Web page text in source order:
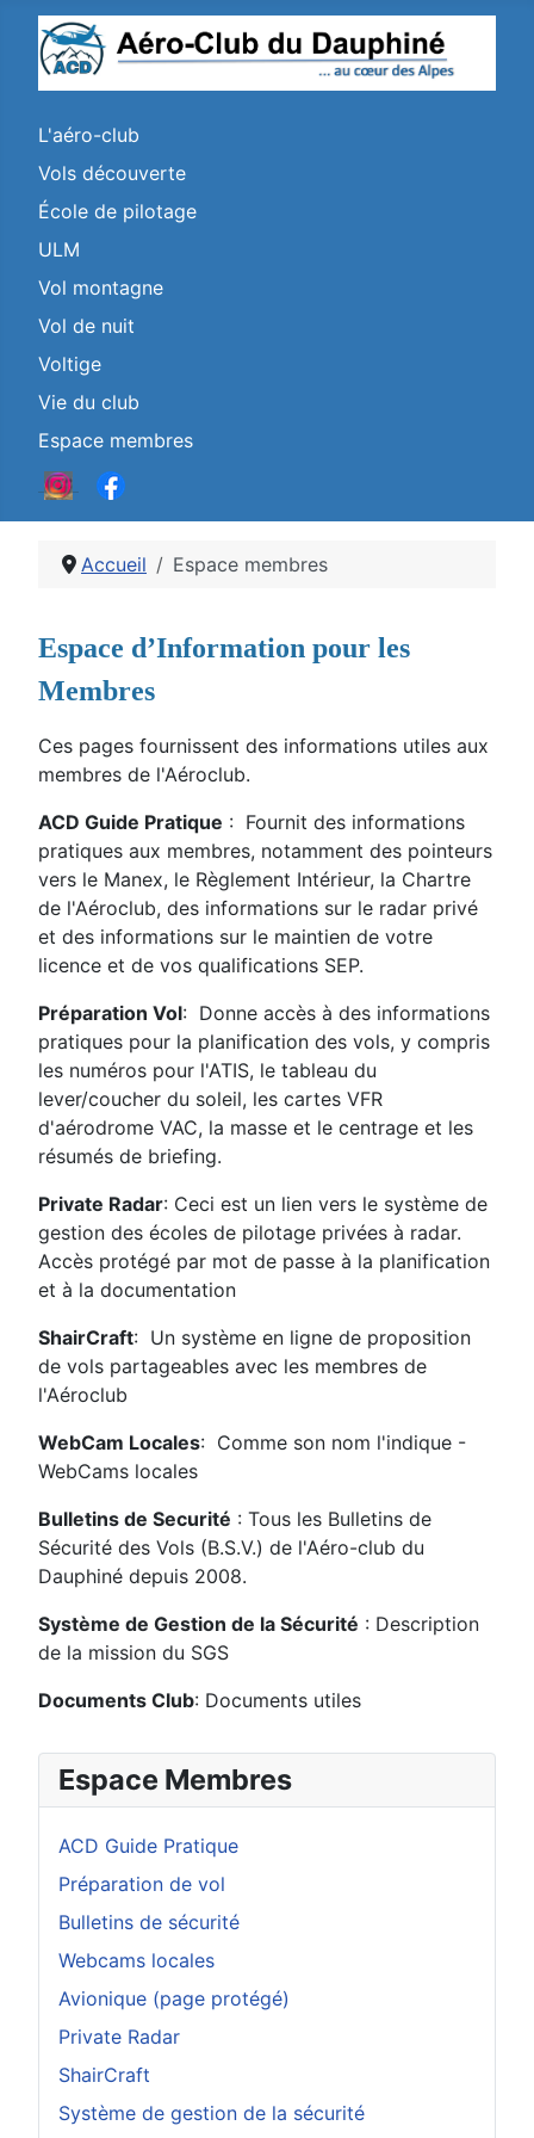
L'aéro-club
Vols découverte
École de pilotage
ULM
Vol montagne
Vol de nuit
Voltige
Vie du club
Espace membres
Espace Membres
ACD Guide Pratique
Préparation de vol
Bulletins de sécurité
Webcams locales
Avionique (page protégé)
Private Radar
ShairCraft
Système de gestion de la sécurité
Accueil Espace membres
Détails
Espace d’Information pour les
Membres
Ces pages fournissent des informations utiles aux
membres de l'Aéroclub.
ACD Guide Pratique : Fournit des informations
pratiques aux membres, notamment des pointeurs
vers le Manex, le Règlement Intérieur, la Chartre
de l'Aéroclub, des informations sur le radar privé
et des informations sur le maintien de votre
licence et de vos qualifications SEP.
Préparation Vol: Donne accès à des informations
pratiques pour la planification des vols, y compris
les numéros pour l'ATIS, le tableau du
lever/coucher du soleil, les cartes VFR
d'aérodrome VAC, la masse et le centrage et les
résumés de briefing.
Private Radar: Ceci est un lien vers le système de
gestion des écoles de pilotage privées à radar.
Accès protégé par mot de passe à la planification
et à la documentation
ShairCraft: Un système en ligne de proposition
de vols partageables avec les membres de
l'Aéroclub
WebCam Locales: Comme son nom l'indique -
WebCams locales
Bulletins de Securité : Tous les Bulletins de
Sécurité des Vols (B.S.V.) de l'Aéro-club du
Dauphiné depuis 2008.
Système de Gestion de la Sécurité : Description
de la mission du SGS
Documents Club: Documents utiles